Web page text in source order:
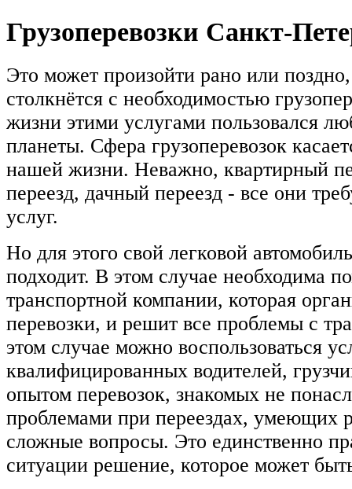
Грузоперевозки Санкт-
Это может произойти рано или
столкнётся с необходимостью
жизни этими услугами пользовался
планеты. Сфера грузоперевозок
нашей жизни. Неважно, квартирный
переезд, дачный переезд - все они
услуг.
Но для этого свой легковой
подходит. В этом случае необходима
транспортной компании, которая
перевозки, и решит все проблемы с
этом случае можно воспользоваться
квалифицированных водителей,
опытом перевозок, знакомых не
проблемами при переездах, умеющих
сложные вопросы. Это единственно
ситуации решение, которое может